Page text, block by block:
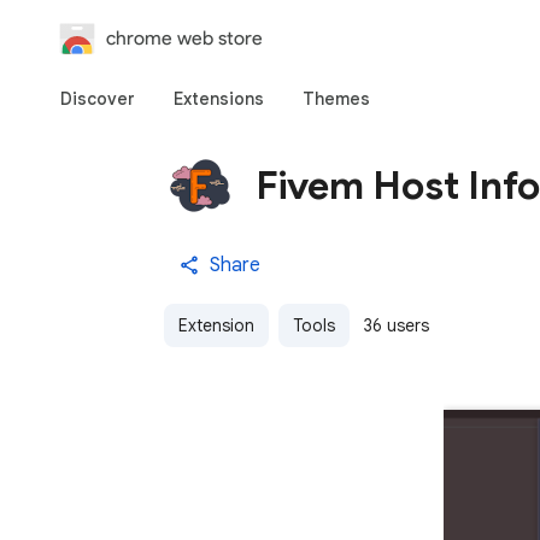
chrome web store
Discover Extensions Themes
Fivem Host Info
Share
Extension Tools 36 users